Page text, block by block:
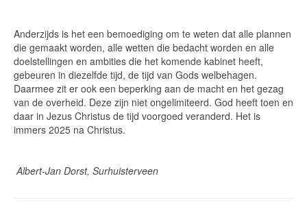
Anderzijds is het een bemoediging om te weten dat alle plannen
die gemaakt worden, alle wetten die bedacht worden en alle
doelstellingen en ambities die het komende kabinet heeft,
gebeuren in diezelfde tijd, de tijd van Gods welbehagen.
Daarmee zit er ook een beperking aan de macht en het gezag
van de overheid. Deze zijn niet ongelimiteerd. God heeft toen en
daar in Jezus Christus de tijd voorgoed veranderd. Het is
immers 2025 na Christus.
Albert-Jan Dorst, Surhuisterveen